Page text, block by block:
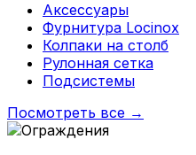
Аксессуары
Фурнитура Locinox
Колпаки на столб
Рулонная сетка
Подсистемы
Посмотреть все →